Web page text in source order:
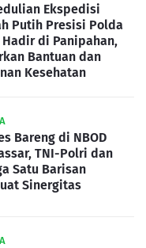
Ekspedisi
Putih Presisi Polda
Hadir di Panipahan,
Bantuan dan
Kesehatan
Bareng di NBOD
TNI-Polri dan
Satu Barisan
Sinergitas